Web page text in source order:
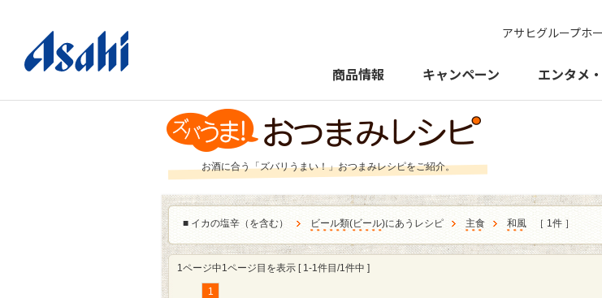
アサヒグループホ
商品情報 キャンペーン エンタメ
お酒に合う「ズバリうまい！」おつまみレシピをご紹介。
■ イカの塩辛（を含む） ビール類(ビール)にあうレシピ 主食 和風 ［ 1件 ］
1ページ中1ページ目を表示 [ 1-1件目/1件中 ]
1